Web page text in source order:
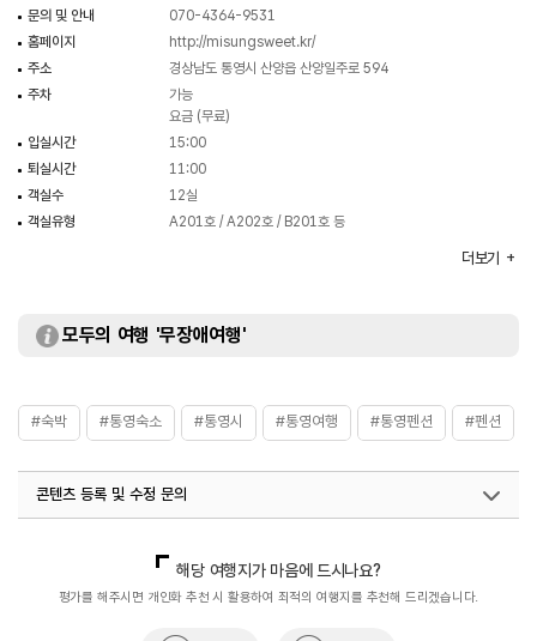
문의 및 안내
070-4364-9531
홈페이지
http://misungsweet.kr/
주소
경상남도 통영시 산양읍 산양일주로 594
주차
가능
요금 (무료)
입실시간
15:00
퇴실시간
11:00
객실수
12실
객실유형
A201호 / A202호 / B201호 등
더보기
모두의 여행 '무장애여행'
#숙박 #통영숙소 #통영시 #통영여행 #통영펜션 #펜션
콘텐츠 등록 및 수정 문의
해당 여행지가 마음에 드시나요?
평가를 해주시면 개인화 추천 시 활용하여 최적의 여행지를 추천해 드리겠습니다.